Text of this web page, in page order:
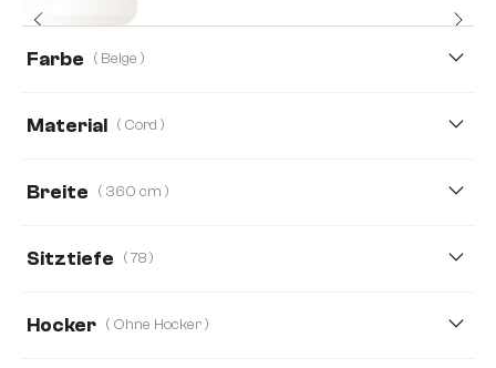
Farbe ( Beige )
Material ( Cord )
Breite ( 360 cm )
Sitztiefe ( 78 )
Hocker ( Ohne Hocker )